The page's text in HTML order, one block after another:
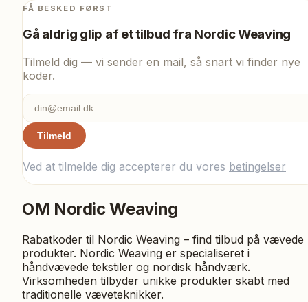
FÅ BESKED FØRST
Gå aldrig glip af et tilbud fra Nordic Weaving
Tilmeld dig — vi sender en mail, så snart vi finder nye
koder.
Tilmeld
Ved at tilmelde dig accepterer du vores betingelser
OM Nordic Weaving
Rabatkoder til Nordic Weaving – find tilbud på vævede
produkter. Nordic Weaving er specialiseret i
håndvævede tekstiler og nordisk håndværk.
Virksomheden tilbyder unikke produkter skabt med
traditionelle væveteknikker.